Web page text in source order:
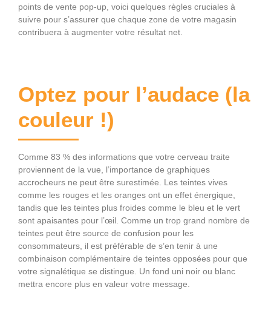
points de vente pop-up, voici quelques règles cruciales à
suivre pour s’assurer que chaque zone de votre magasin
contribuera à augmenter votre résultat net.
Optez pour l’audace (la
couleur !)
Comme 83 % des informations que votre cerveau traite
proviennent de la vue, l’importance de graphiques
accrocheurs ne peut être surestimée. Les teintes vives
comme les rouges et les oranges ont un effet énergique,
tandis que les teintes plus froides comme le bleu et le vert
sont apaisantes pour l’œil. Comme un trop grand nombre de
teintes peut être source de confusion pour les
consommateurs, il est préférable de s’en tenir à une
combinaison complémentaire de teintes opposées pour que
votre signalétique se distingue. Un fond uni noir ou blanc
mettra encore plus en valeur votre message.